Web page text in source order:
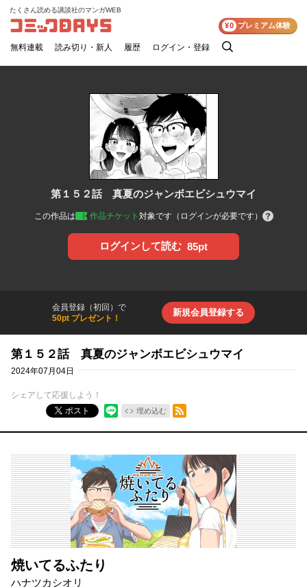
コミックDAYS
たくさん読める講談社のマンガWEB
無料連載 読み切り・新人 履歴 ログイン・登録
検
¥0 プレミアム体験
第１５２話 真夏のジャンボエビシュウマイ
この作品は 作品チケット 対象です（ログインが必要です）
ログインして読む 85pt
会員登録（初回）で
50pt プレゼント！
新規会員登録する
第１５２話 真夏のジャンボエビシュウマイ
2024年07月04日
シェアして応援しよう！
ポスト
埋め込む
RSSフィード
焼いてるふたり
ハナツカシオリ